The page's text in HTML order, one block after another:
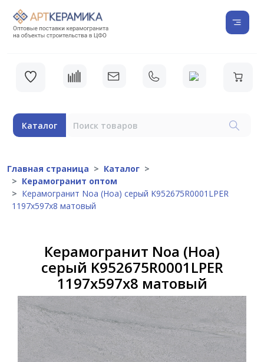
Каталог
Главная страница
Каталог
Керамогранит оптом
Керамогранит Noa (Ноа) серый K952675R0001LPER
1197х597х8 матовый
Керамогранит Noa (Ноа)
серый K952675R0001LPER
1197х597х8 матовый